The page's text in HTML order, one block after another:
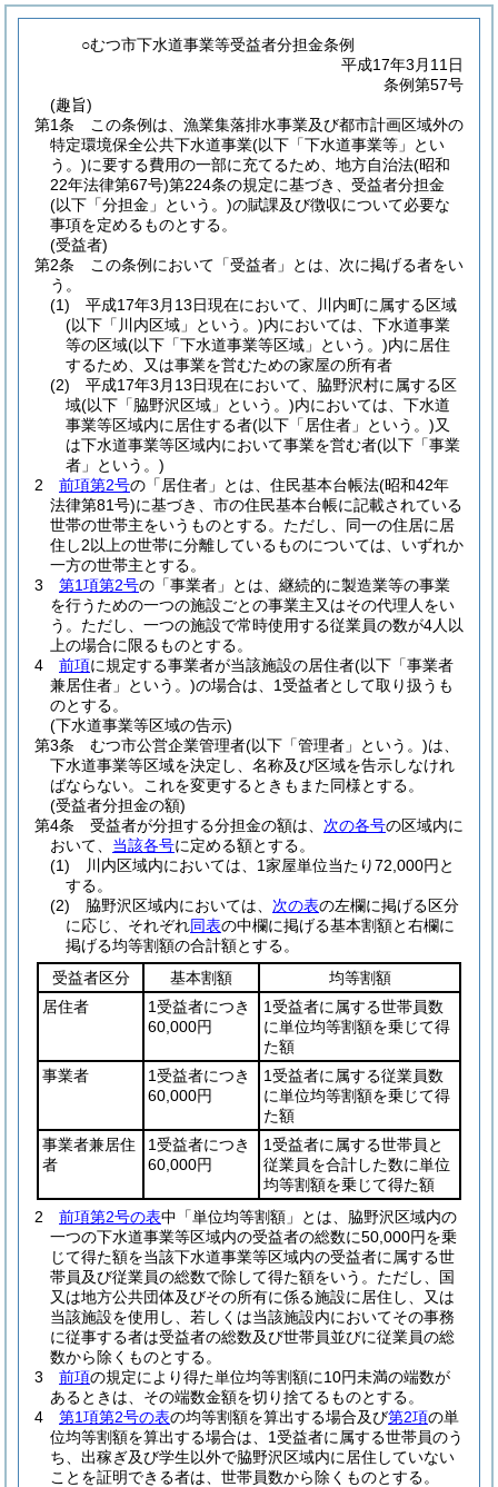
○むつ市下水道事業等受益者分担金条例
平成17年3月11日
条例第57号
(趣旨)
第1条
この条例は、漁業集落排水事業及び都市計画区域外の
特定環境保全公共下水道事業(以下「下水道事業等」とい
う。)に要する費用の一部に充てるため、地方自治法(昭和
22年法律第67号)第224条の規定に基づき、受益者分担金
(以下「分担金」という。)の賦課及び徴収について必要な
事項を定めるものとする。
(受益者)
第2条
この条例において「受益者」とは、次に掲げる者をい
う。
(1)
平成17年3月13日現在において、川内町に属する区域
(以下「川内区域」という。)内においては、下水道事業
等の区域(以下「下水道事業等区域」という。)内に居住
するため、又は事業を営むための家屋の所有者
(2)
平成17年3月13日現在において、脇野沢村に属する区
域(以下「脇野沢区域」という。)内においては、下水道
事業等区域内に居住する者(以下「居住者」という。)又
は下水道事業等区域内において事業を営む者(以下「事業
者」という。)
2
前項第2号の「居住者」とは、住民基本台帳法(昭和42年
法律第81号)に基づき、市の住民基本台帳に記載されている
世帯の世帯主をいうものとする。 ただし、同一の住居に居
住し2以上の世帯に分離しているものについては、いずれか
一方の世帯主とする。
3
第1項第2号の「事業者」とは、継続的に製造業等の事業
を行うための一つの施設ごとの事業主又はその代理人をい
う。 ただし、一つの施設で常時使用する従業員の数が4人以
上の場合に限るものとする。
4
前項に規定する事業者が当該施設の居住者(以下「事業者
兼居住者」という。)の場合は、1受益者として取り扱うも
のとする。
(下水道事業等区域の告示)
第3条
むつ市公営企業管理者(以下「管理者」という。)は、
下水道事業等区域を決定し、名称及び区域を告示しなけれ
ばならない。
これを変更するときもまた同様とする。
(受益者分担金の額)
第4条
受益者が分担する分担金の額は、 次の各号の区域内に
おいて、 当該各号に定める額とする。
(1)
川内区域内においては、1家屋単位当たり72,000円と
する。
(2)
脇野沢区域内においては、 次の表の左欄に掲げる区分
に応じ、それぞれ同表の中欄に掲げる基本割額と右欄に
掲げる均等割額の合計額とする。
受益者区分
基本割額
均等割額
居住者
1受益者につき
60,000円
1受益者に属する世帯員数
に単位均等割額を乗じて得
た額
事業者
1受益者につき
60,000円
1受益者に属する従業員数
に単位均等割額を乗じて得
た額
事業者兼居住
者
1受益者につき
60,000円
1受益者に属する世帯員と
従業員を合計した数に単位
均等割額を乗じて得た額
2
前項第2号の表中「単位均等割額」とは、脇野沢区域内の
一つの下水道事業等区域内の受益者の総数に50,000円を乗
じて得た額を当該下水道事業等区域内の受益者に属する世
帯員及び従業員の総数で除して得た額をいう。 ただし、国
又は地方公共団体及びその所有に係る施設に居住し、又は
当該施設を使用し、若しくは当該施設内においてその事務
に従事する者は受益者の総数及び世帯員並びに従業員の総
数から除くものとする。
3
前項の規定により得た単位均等割額に10円未満の端数が
あるときは、その端数金額を切り捨てるものとする。
4
第1項第2号の表の均等割額を算出する場合及び第2項の単
位均等割額を算出する場合は、1受益者に属する世帯員のう
ち、出稼ぎ及び学生以外で脇野沢区域内に居住していない
ことを証明できる者は、世帯員数から除くものとする。